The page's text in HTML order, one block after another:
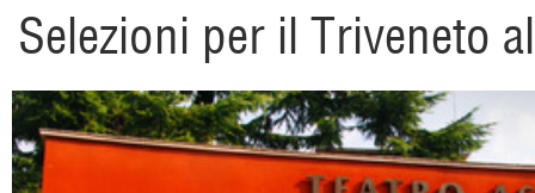
Selezioni per il Triveneto